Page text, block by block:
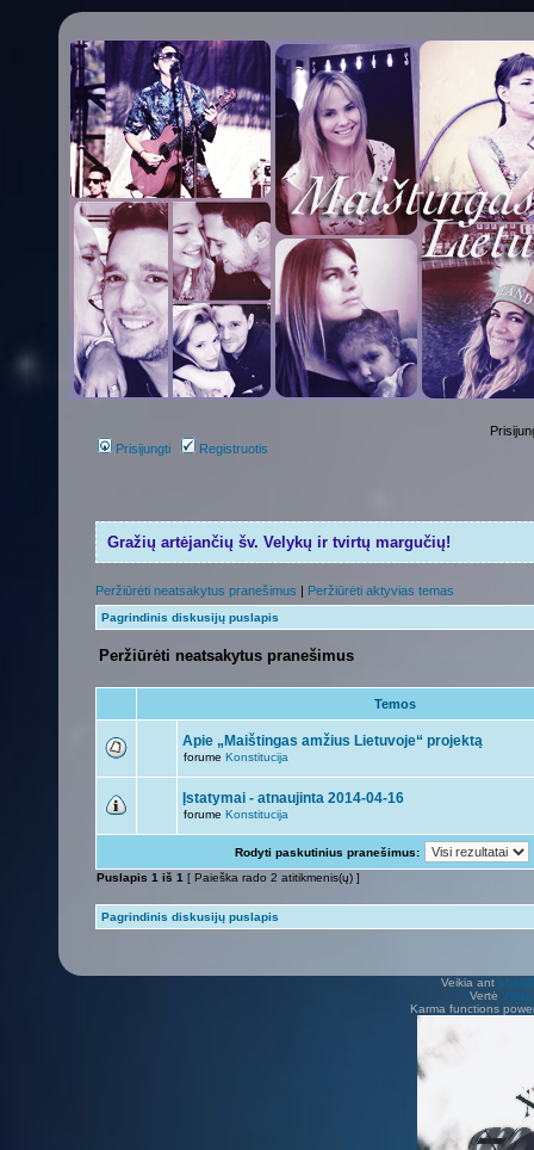
Prisijungti Registruotis
Gražių artėjančių šv. Velykų ir tvirtų margučių!
Peržiūrėti neatsakytus pranešimus | Peržiūrėti aktyvias temas
Pagrindinis diskusijų puslapis
Peržiūrėti neatsakytus pranešimus
Temos
Apie „Maištingas amžius Lietuvoje“ projektą
forume Konstitucija
Įstatymai - atnaujinta 2014-04-16
forume Konstitucija
Rodyti paskutinius pranešimus:
Puslapis 1 iš 1 [ Paieška rado 2 atitikmenis(ų) ]
Pagrindinis diskusijų puslapis
Veikia ant
Vertė Vilius
Karma functions